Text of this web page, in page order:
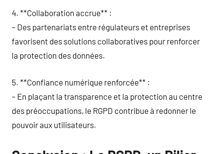
4. **Collaboration accrue** :
– Des partenariats entre régulateurs et entreprises
favorisent des solutions collaboratives pour renforcer
la protection des données.
5. **Confiance numérique renforcée** :
– En plaçant la transparence et la protection au centre
des préoccupations, le RGPD contribue à redonner le
pouvoir aux utilisateurs.